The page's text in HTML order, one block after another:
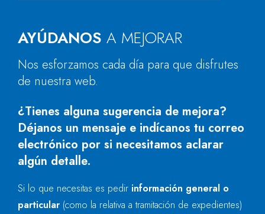
AYÚDANOS A MEJORAR
Nos esforzamos cada día para que disfrutes
de nuestra web.
¿Tienes alguna sugerencia de mejora?
Déjanos un mensaje e indícanos tu correo
electrónico por si necesitamos aclarar
algún detalle.
Si lo que necesitas es pedir información general o
particular (como la relativa a tramitación de expedientes)